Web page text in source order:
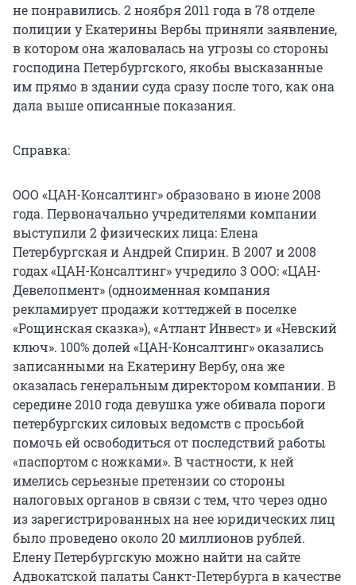
не понравились. 2 ноября 2011 года в 78 отделе
полиции у Екатерины Вербы приняли заявление,
в котором она жаловалась на угрозы со стороны
господина Петербургского, якобы высказанные
им прямо в здании суда сразу после того, как она
дала выше описанные показания.
Справка:
ООО «ЦАН-Консалтинг» образовано в июне 2008
года. Первоначально учредителями компании
выступили 2 физических лица: Елена
Петербургская и Андрей Спирин. В 2007 и 2008
годах «ЦАН-Консалтинг» учредило 3 ООО: «ЦАН-
Девелопмент» (одноименная компания
рекламирует продажи коттеджей в поселке
«Рощинская сказка»), «Атлант Инвест» и «Невский
ключ». 100% долей «ЦАН-Консалтинг» оказались
записанными на Екатерину Вербу, она же
оказалась генеральным директором компании. В
середине 2010 года девушка уже обивала пороги
петербургских силовых ведомств с просьбой
помочь ей освободиться от последствий работы
«паспортом с ножками». В частности, к ней
имелись серьезные претензии со стороны
налоговых органов в связи с тем, что через одно
из зарегистрированных на нее юридических лиц
было проведено около 20 миллионов рублей.
Елену Петербургскую можно найти на сайте
Адвокатской палаты Санкт-Петербурга в качестве